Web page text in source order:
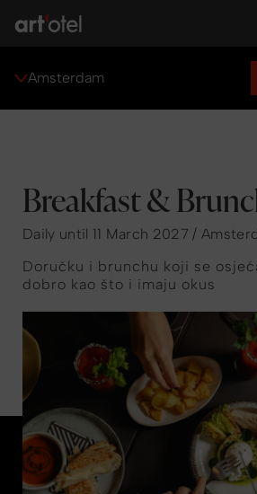
Amsterdam
Breakfast &
Daily until 11 March 2027 /
Doručku i brunchu koji se
dobro kao što i imaju okus